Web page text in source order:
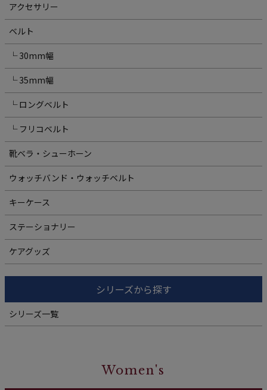
アクセサリー
ベルト
└ 30mm幅
└ 35mm幅
└ ロングベルト
└ フリコベルト
靴ベラ・シューホーン
ウォッチバンド・ウォッチベルト
キーケース
ステーショナリー
ケアグッズ
シリーズから探す
シリーズ一覧
Women's